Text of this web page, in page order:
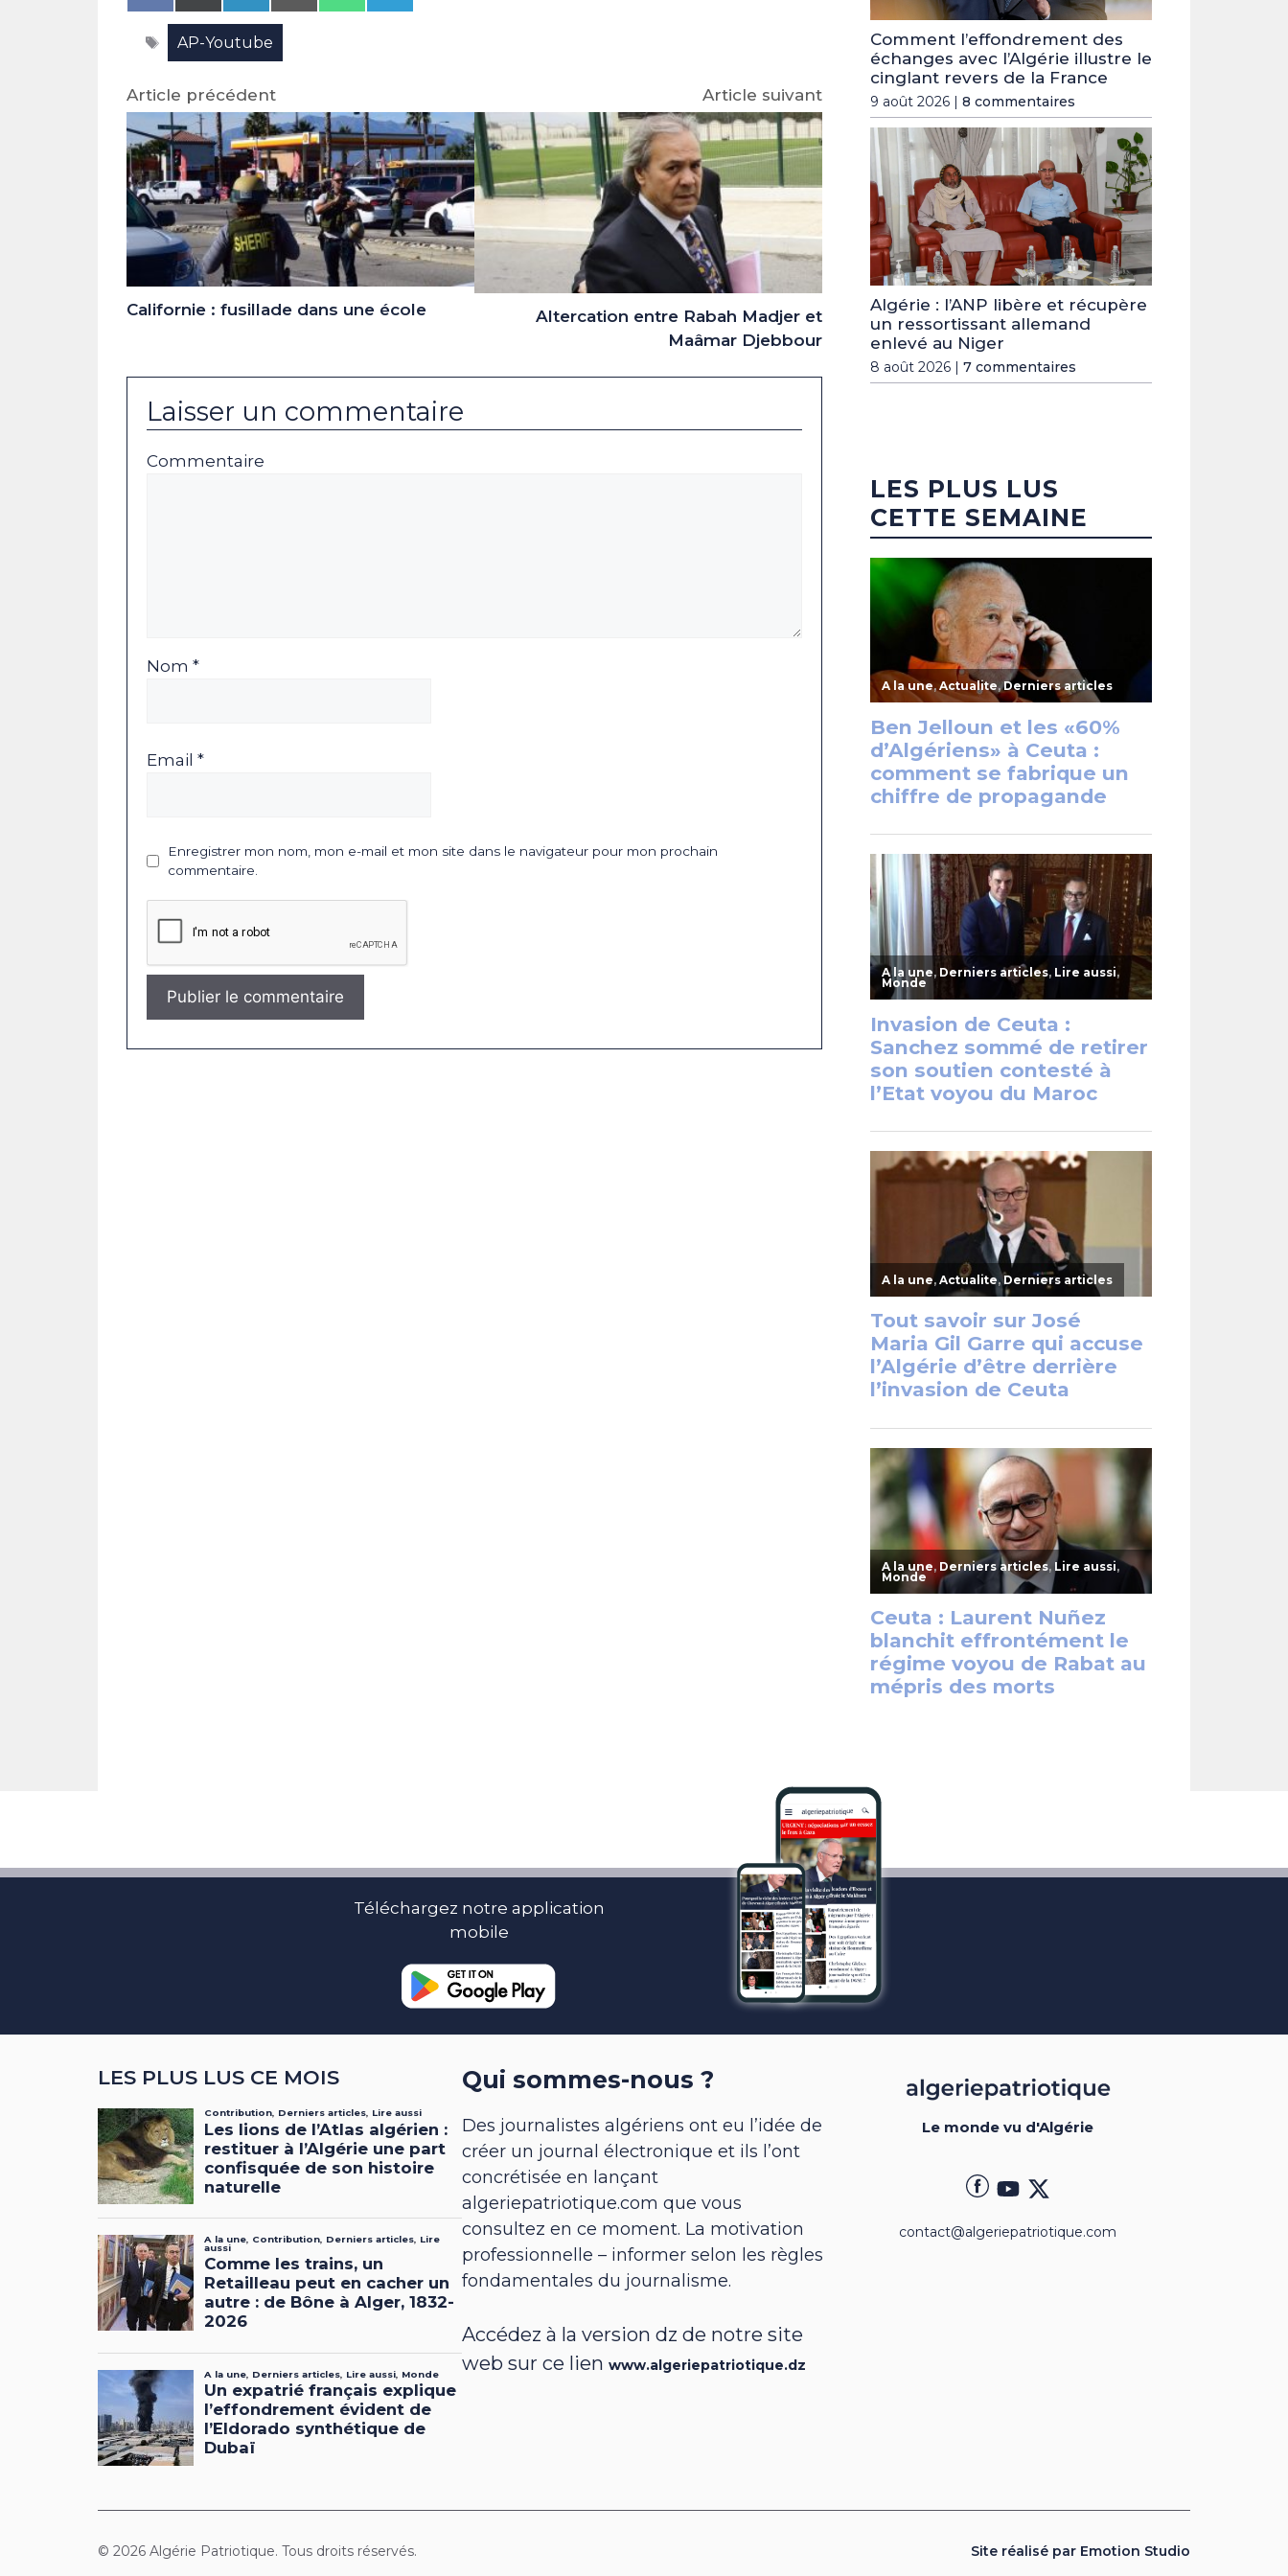
on
Facebook
on
X
(Twitter)
on
LinkedIn
on
on
on
Étiquettes
AP-Youtube
Article précédent
Californie : fusillade dans une école
Article suivant
Altercation entre Rabah Madjer et
Maâmar Djebbour
Laisser un commentaire
Commentaire
Nom *
Email *
Enregistrer mon nom, mon e-mail et mon site dans le navigateur pour mon prochain
commentaire.
Comment l’effondrement des
échanges avec l’Algérie illustre le
cinglant revers de la France
9 août 2026 | 8 commentaires
Algérie : l’ANP libère et récupère
un ressortissant allemand
enlevé au Niger
8 août 2026 | 7 commentaires
LES PLUS LUS
CETTE SEMAINE
Téléchargez notre application
mobile
LES PLUS LUS CE MOIS Qui sommes-nous ?
Des journalistes algériens ont eu l’idée de
créer un journal électronique et ils l’ont
concrétisée en lançant
algeriepatriotique.com que vous
consultez en ce moment. La motivation
professionnelle – informer selon les règles
fondamentales du journalisme.
Accédez à la version dz de notre site
web sur ce lienwww.algeriepatriotique.dz
Le monde vu d'Algérie
contact@algeriepatriotique.com
© 2026 Algérie Patriotique. Tous droits réservés. Site réalisé par Emotion Studio